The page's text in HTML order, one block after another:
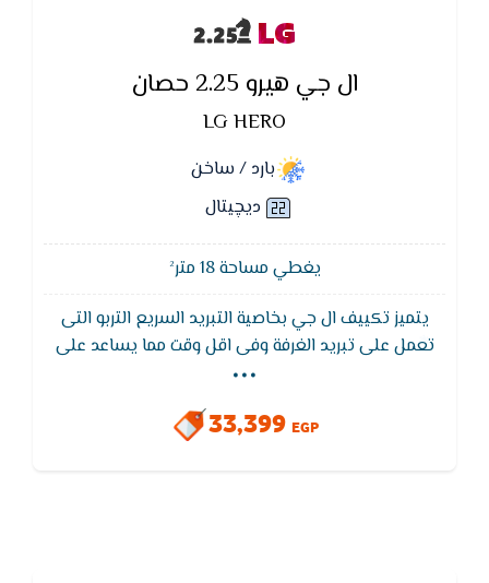
LG
ال جي هيرو 2.25 حصان
LG HERO
بارد / ساخن
ديچيتال
يغطي مساحة 18 متر²
يتميز تكييف ال جي بخاصية التبريد السريع التربو التى
تعمل على تبريد الغرفة وفى اقل وقت مما يساعد على
تقليل استهلاك الكهرباء و ايضا تكييف ال جي يتميز
درجه.كما يتميز بفلاتر اضافية لتنقية الهواء مثل الفلتر
...
33,399 EGP